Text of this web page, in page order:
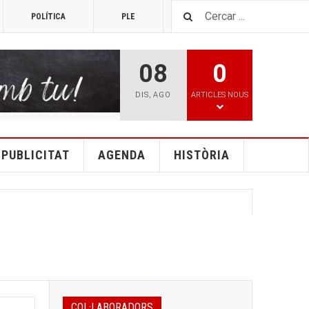
POLÍTICA PLE TOP 25
08
DIS, AGO
0
ARTICLES NOUS
PUBLICITAT AGENDA HISTÒRIA